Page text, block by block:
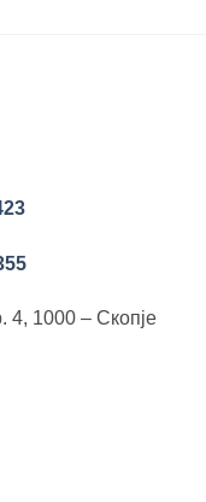
4, 1000 – Скопје